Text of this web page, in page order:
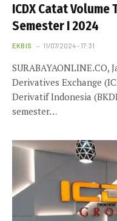
ICDX Catat
Semester I 2024
EKBIS 11/07/2024 - 17:31
SURABAYAONLINE.CO,
Derivatives Exchange
Derivatif Indonesia
semester…